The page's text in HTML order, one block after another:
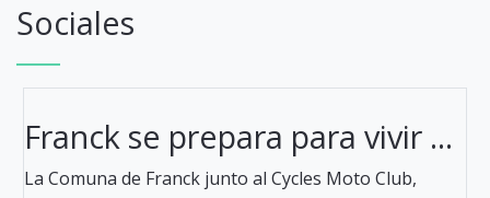
Sociales
Franck se prepara para vivir ...
La Comuna de Franck junto al Cycles Moto Club,